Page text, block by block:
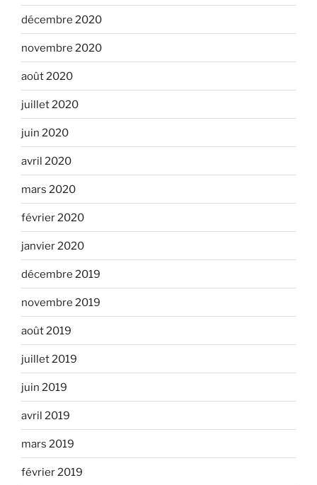
décembre 2020
novembre 2020
août 2020
juillet 2020
juin 2020
avril 2020
mars 2020
février 2020
janvier 2020
décembre 2019
novembre 2019
août 2019
juillet 2019
juin 2019
avril 2019
mars 2019
février 2019